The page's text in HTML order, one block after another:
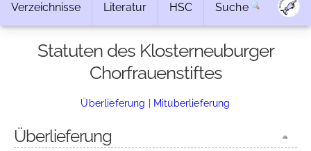
Verzeichnisse Literatur HSC Suche
Statuten des Klosterneuburger
Chorfrauenstiftes
Überlieferung | Mitüberlieferung
Überlieferung